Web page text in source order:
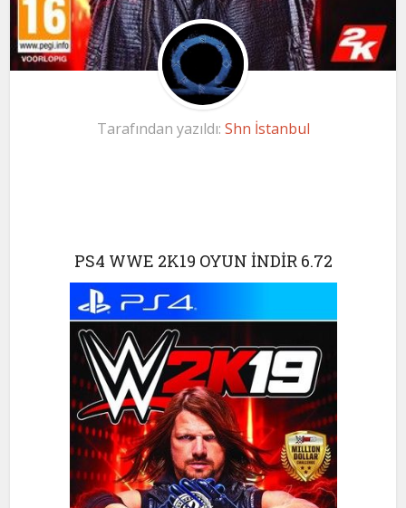
Tarafından yazıldı: Shn İstanbul
PS4 WWE 2K19 OYUN İNDİR 6.72